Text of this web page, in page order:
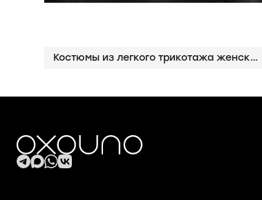
Костюмы из легкого трикотажа женские